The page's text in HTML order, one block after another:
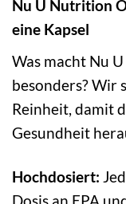
Nu U Nutrition
eine Kapsel
Was macht Nu
besonders? Wir
Reinheit, damit
Gesundheit
Hochdosiert:
Dosis an EPA